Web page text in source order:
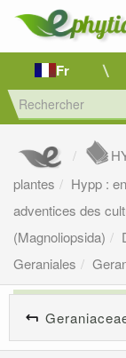
Fr
plantes
Hypp :
adventices des
(Magnoliopsida)
Geraniales